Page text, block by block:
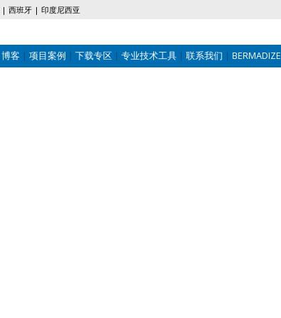
西班牙 印度尼西亚
博客 项目案例 下载专区 专业技术工具 联系我们 BERMADIZE